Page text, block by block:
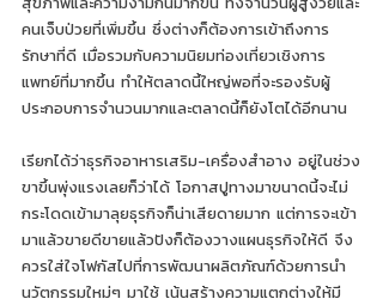
คนเจ็บป่วยที่เพิ่มขึ้น ซึ่งต่างก็ต้องการเข้าถึงการ
รักษาที่ดี เมื่อรวมกับความนิยมท่องเที่ยวเชิงการ
แพทย์ที่มากขึ้น ทำให้ตลาดนี้ใหญ่พอที่จะรองรับผู้
ประกอบการจำนวนมากและตลาดนี้ก็ยังโตได้อีกนาน
เรียกได้ว่าธุรกิจอาหารเสริม-เครื่องสำอาง อยู่ในช่วง
ขาขึ้นพุ่งแรงเลยก็ว่าได้ โอกาสปูทางมาขนาดนี้จะไม่
กระโดดเข้ามาลุยธุรกิจก็น่าเสียดายมาก แต่การจะเข้า
มาแล้วขายดีขายแล้วปังก็ต้องวางแผนธุรกิจให้ดี จึง
ควรใส่ใจโฟกัสไปที่การพัฒนาผลิตภัณฑ์ด้วยการนำ
นวัตกรรมใหม่ๆ มาใช้ เน้นสร้างความแตกต่างให้มี